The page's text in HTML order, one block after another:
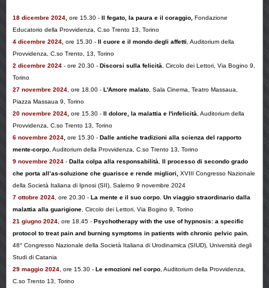
18 dicembre 2024 ore 15.30 - Il fegato, la paura e il coraggio, Fondazione
Educatorio della Provvidenza, C.so Trento 13, Torino
4 dicembre 2024, ore 15.30 - Il cuore e il mondo degli affetti , Auditorium della
Provvidenza , C.so Trento, 13, Torino
2 dicembre 2024 - ore 20.30 - Discorsi sulla felicità
Circolo dei Lettori, Via Bogino 9,
Torino
27 novembre 2024 , ore 18.00 - L'Amore malato , Sala Cinema, Teatro Massaua,
Piazza Massaua 9, Torino
20 novembre 2024 ore 15.30 - Il dolore, la malattia e l'infelicità , Auditorium della
Provvidenza, C.so Trento 13, Torino
6 novembre 2024 ore 15.30 - Dalle antiche tradizioni alla scienza del rapporto
mente-corpo , Auditorium della Provvidenza, C.so Trento 13, Torino
9 novembre 2024 - Dalla colpa alla responsabilità. Il processo di secondo grado
che porta all’as-soluzione che guarisce e rende migliori,
XVIII Congresso Nazionale
della Società Italiana di Ipnosi (SII), Salerno 9 novembre 2024
7 ottobre 2024 , ore 20.30 - La mente e il suo corpo. Un viaggio straordinario dalla
malattia alla guarigione Circolo dei Lettori, Via Bogino 9, Torino
21 giugno 2024 , ore 18.45 - Psychotherapy with the use of hypnosis: a specific
protocol to treat pain and burning symptoms in patients with chronic pelvic pain
48° Congresso Nazionale della Società Italiana di Urodinamica (SIUD), Università degli
Studi di Catania
29 maggio 2024 , ore 15.30 - Le emozioni nel corpo , Auditorium della Provvidenza,
C.so Trento 13, Torino